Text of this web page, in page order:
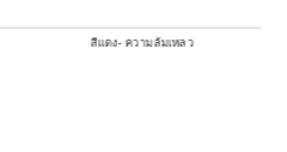
สีแดง- ความล้มเหลว